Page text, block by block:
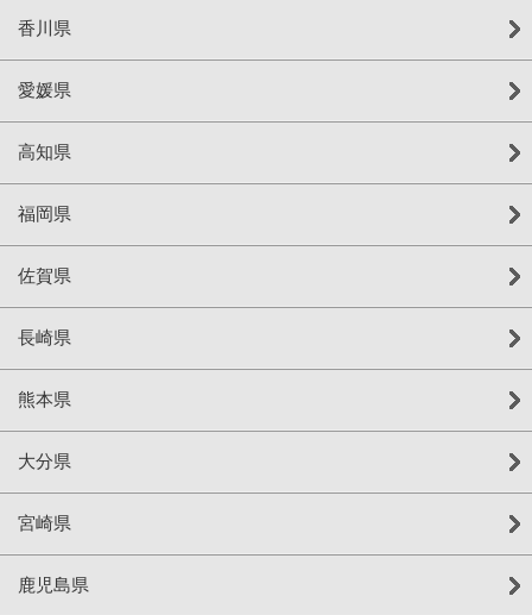
香川県
愛媛県
高知県
福岡県
佐賀県
長崎県
熊本県
大分県
宮崎県
鹿児島県